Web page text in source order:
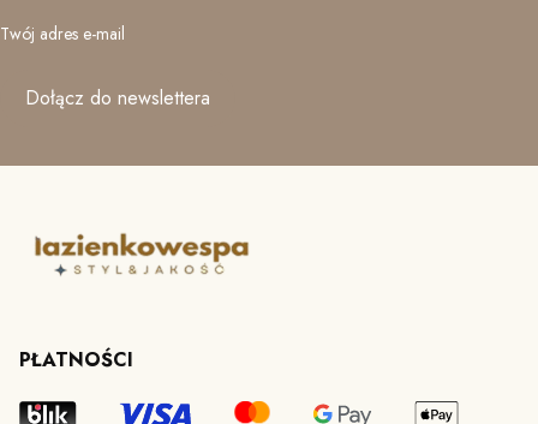
Twój adres e-mail
Dołącz do newslettera
PŁATNOŚCI